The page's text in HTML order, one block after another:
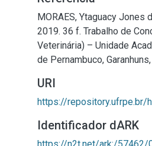
MORAES, Ytaguacy Jones
2019. 36 f. Trabalho de
Veterinária) – Unidade
de Pernambuco,
URI
https://repository.ufrpe.br/
Identificador dARK